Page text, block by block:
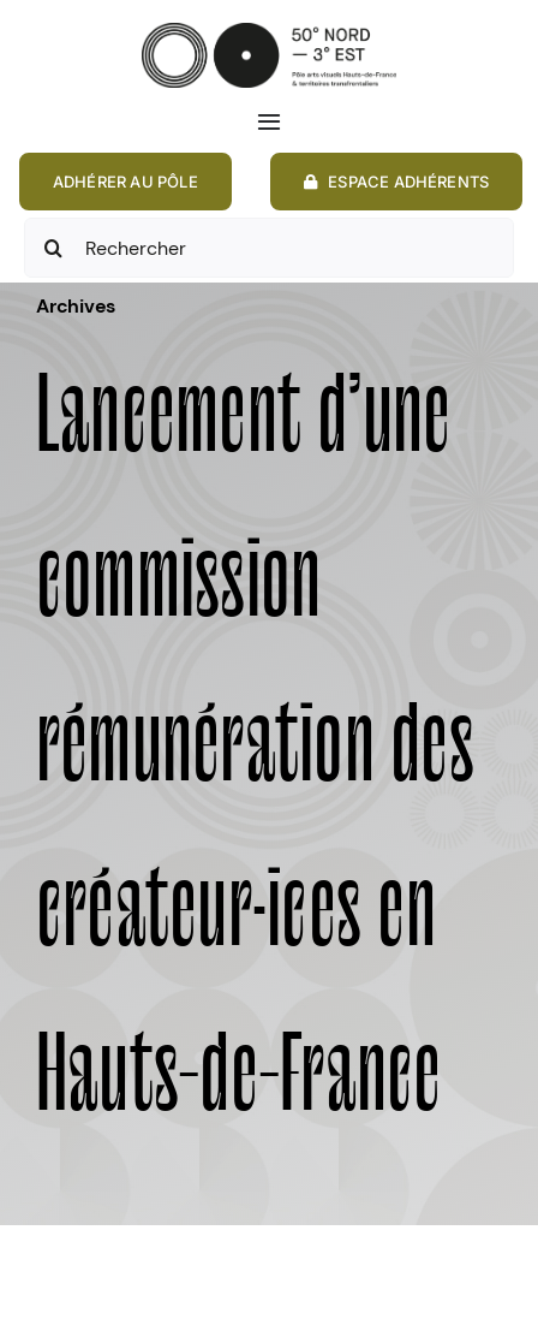
Toggle
Navigation
ANNONCES
À PROPOS
ADHÉRER AU PÔLE ESPACE ADHÉRENTS
Rechercher:
Archives
Lancement d’une
commission
rémunération des
créateur·ices en
Hauts-de-France